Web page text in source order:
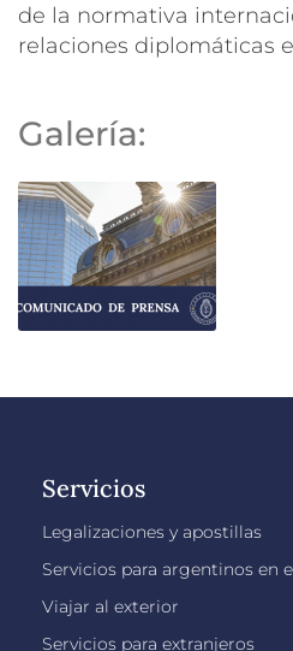
de la normativa
relaciones diplomáticas
Galería:
Servicios
Legalizaciones y apostillas
Servicios para argentinos en
Viajar al exterior
Servicios para extranjeros